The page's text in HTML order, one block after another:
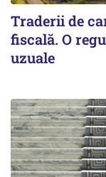
Traderii de
fiscală. O
uzuale